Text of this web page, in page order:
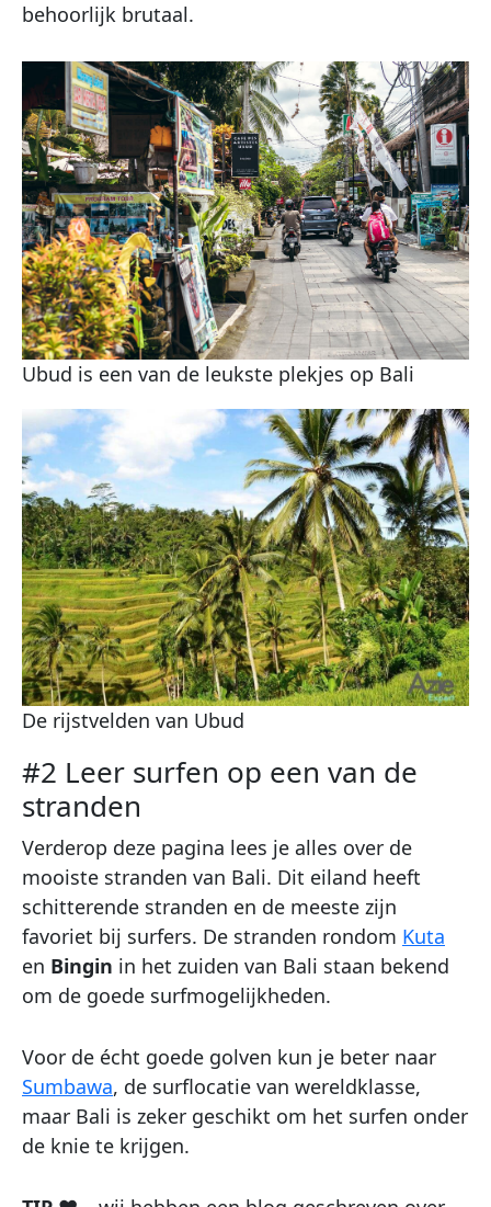
behoorlijk brutaal.
Ubud is een van de leukste plekjes op Bali
De rijstvelden van Ubud
#2 Leer surfen op een van de
stranden
Verderop deze pagina lees je alles over de
mooiste stranden van Bali. Dit eiland heeft
schitterende stranden en de meeste zijn
favoriet bij surfers. De stranden rondom Kuta
en Bingin in het zuiden van Bali staan bekend
om de goede surfmogelijkheden.
Voor de écht goede golven kun je beter naar
Sumbawa, de surflocatie van wereldklasse,
maar Bali is zeker geschikt om het surfen onder
de knie te krijgen.